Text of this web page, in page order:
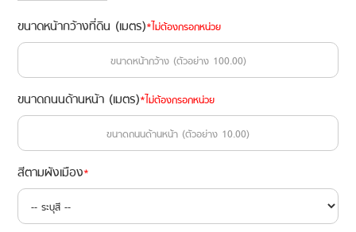
ขนาดหน้ากว้างที่ดิน (เมตร)*ไม่ต้องกรอกหน่วย
ขนาดถนนด้านหน้า (เมตร)*ไม่ต้องกรอกหน่วย
สีตามผังเมือง*